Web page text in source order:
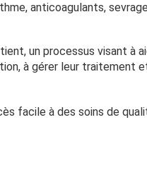
anticoagulants, sevrage
un processus visant à
à gérer leur traitement
facile à des soins de